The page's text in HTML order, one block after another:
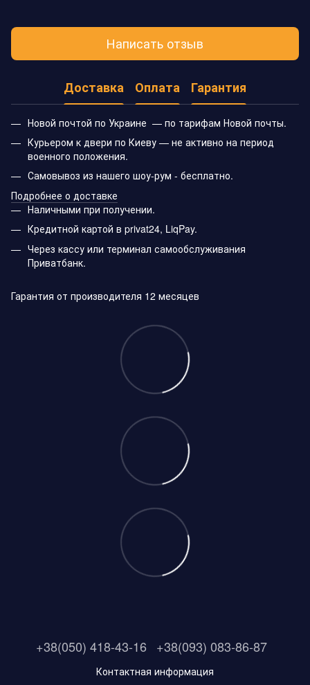
Написать отзыв
Доставка Оплата Гарантия
Новой почтой по Украине — по тарифам Новой почты.
Курьером к двери по Киеву — не активно на период
военного положения.
Самовывоз из нашего шоу-рум - бесплатно.
Подробнее о доставке
Наличными при получении.
Кредитной картой в privat24, LiqPay.
Через кассу или терминал самообслуживания
Приватбанк.
Гарантия от производителя 12 месяцев
+38(050) 418-43-16 +38(093) 083-86-87
Контактная информация